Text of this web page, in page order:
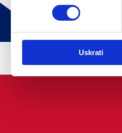
Uskrati